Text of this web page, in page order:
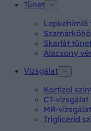
Tünet
Lepkehimlő
Skarlát
Alacsony
Vizsgálat
Kortizol
CT-vizsgálat
MR-vizsgálat
Triglicerid